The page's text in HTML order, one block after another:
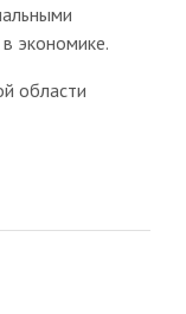
экономике.
области